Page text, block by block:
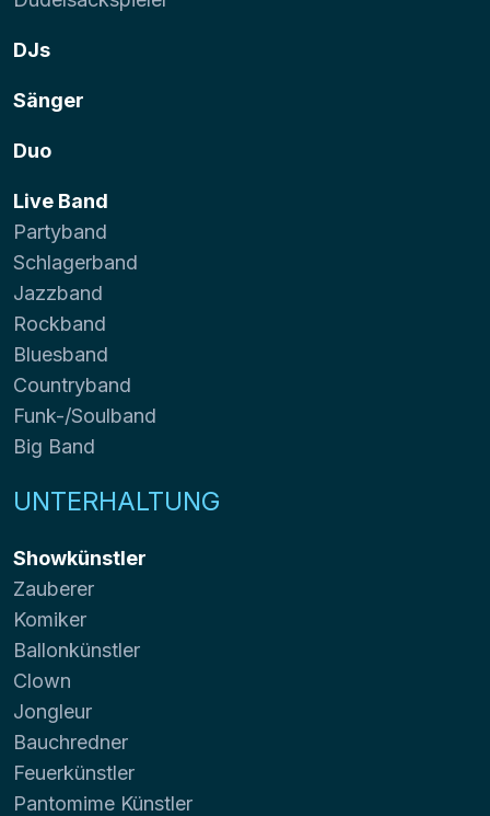
DJs
Sänger
Duo
Live Band
Partyband
Schlagerband
Jazzband
Rockband
Bluesband
Countryband
Funk-/Soulband
Big Band
UNTERHALTUNG
Showkünstler
Zauberer
Komiker
Ballonkünstler
Clown
Jongleur
Bauchredner
Feuerkünstler
Pantomime Künstler